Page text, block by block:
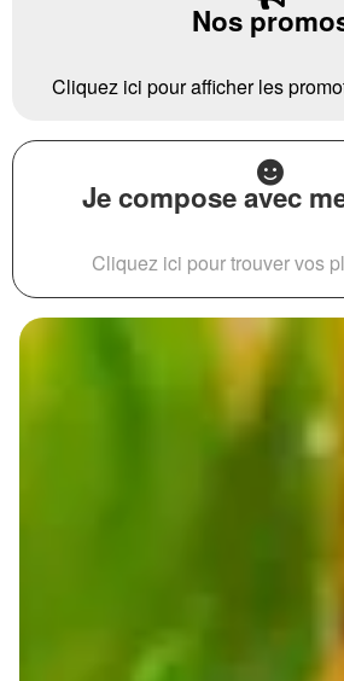
Nos
Cliquez ici pour afficher les
Je compose avec
Cliquez ici pour trouver vos